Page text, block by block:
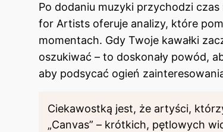
Po dodaniu muzyki przychodzi
for Artists oferuje analizy, które
momentach. Gdy Twoje kawałki
oszukiwać – to doskonały powód,
aby podsycać ogień
Ciekawostką jest, że artyści,
„Canvas” – krótkich, pętlowych